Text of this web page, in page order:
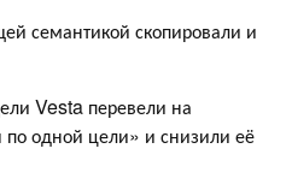
семантикой скопировали и
Vesta перевели на
одной цели» и снизили её